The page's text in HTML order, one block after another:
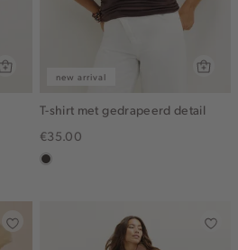
new arrival
T-shirt met gedrapeerd detail
€35.00
choco